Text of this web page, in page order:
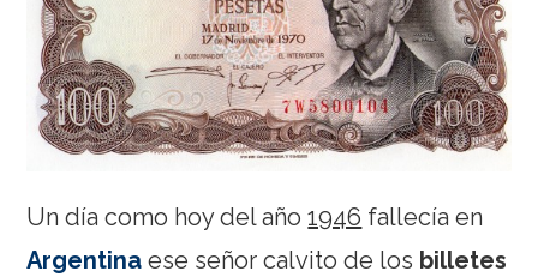
Un día como hoy del año1946 fallecía en
Argentinaese señor calvito de los billetes